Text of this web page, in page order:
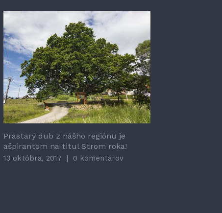
Prastarý dub z nášho regiónu je
ašpirantom na titul Strom roka!
13 októbra, 2017 | 0 komentárov